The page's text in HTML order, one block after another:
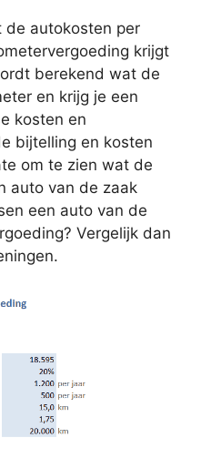
de autokosten per
krijgt
berekend wat de
en krijg je een
kosten en
bijtelling en kosten
om te zien wat de
auto van de zaak
een auto van de
Vergelijk dan